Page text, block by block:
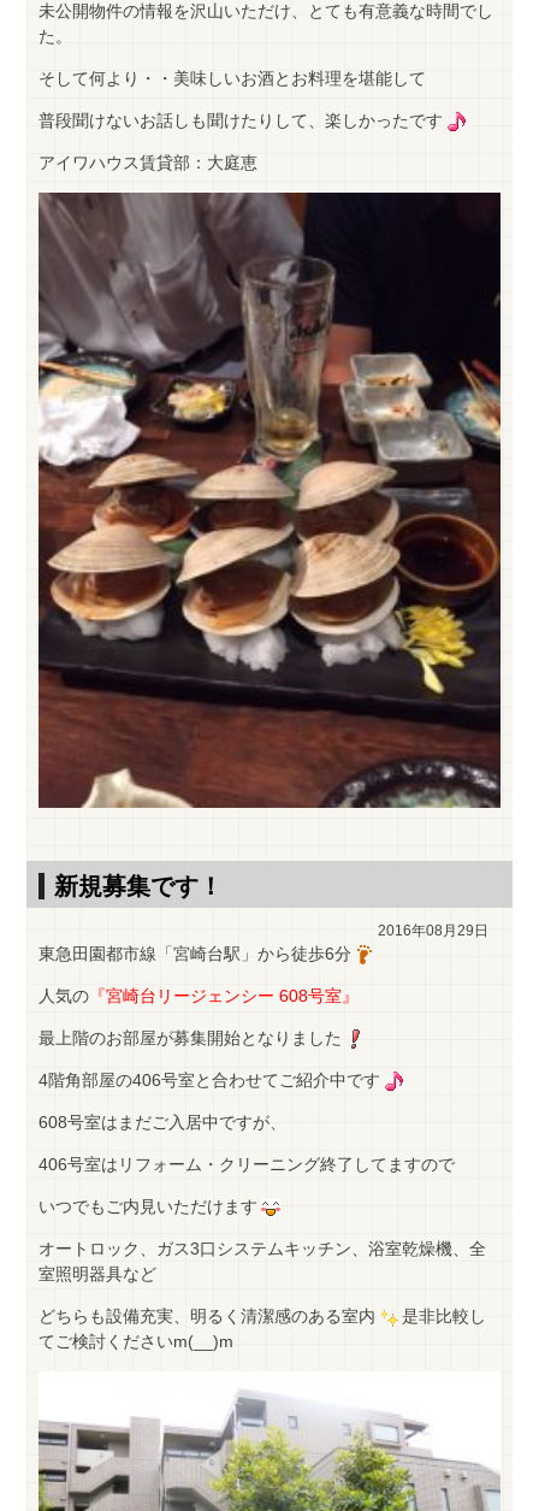
未公開物件の情報を沢山いただけ、とても有意義な時間でし
た。
そして何より・・美味しいお酒とお料理を堪能して
普段聞けないお話しも聞けたりして、楽しかったです
アイワハウス賃貸部：大庭恵
新規募集です！
2016年08月29日
東急田園都市線「宮崎台駅」から徒歩6分
人気の 『宮崎台リージェンシー 608号室』
最上階のお部屋が募集開始となりました
4階角部屋の406号室と合わせてご紹介中です
608号室はまだご入居中ですが、
406号室はリフォーム・クリーニング終了してますので
いつでもご内見いただけます
オートロック、ガス3口システムキッチン、浴室乾燥機、全
室照明器具など
どちらも設備充実、明るく清潔感のある室内
是非比較し
てご検討くださいm(__)m